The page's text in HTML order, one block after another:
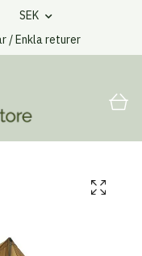
SEK
/ Enkla returer